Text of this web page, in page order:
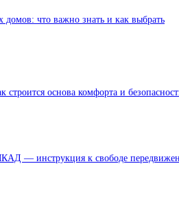
домов: что важно знать и как выбрать
строится основа комфорта и
— инструкция к свободе